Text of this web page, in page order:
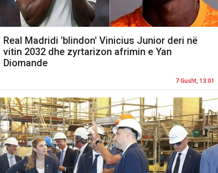
Real Madridi 'blindon' Vinicius Junior deri në
vitin 2032 dhe zyrtarizon afrimin e Yan
Diomande
7 Gusht, 13:01